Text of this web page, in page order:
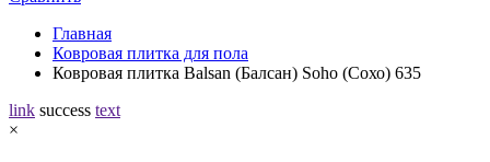
Главная
Ковровая плитка для пола
Ковровая плитка Balsan (Балсан) Soho (Сохо) 635
link success text
×